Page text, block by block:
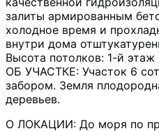
залиты армированным
холодное время и
внутри дома
Высота потолков: 1-й
ОБ УЧАСТКЕ: Участок 6
забором. Земля
деревьев.
О ЛОКАЦИИ: До моря по